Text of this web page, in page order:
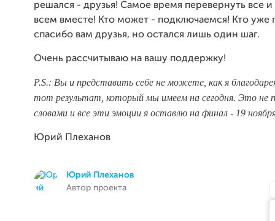
решался - друзья! Самое время перевернуть все
всем вместе! Кто может - подключаемся! Кто уже
спасибо вам друзья, но остался лишь один шаг.
Очень рассчитываю на вашу поддержку!
P.S.: Вы и представить себе не можете, как я
тот результат, который мы имеем на сегодня. Это не
словами и все эти эмоции я оставлю на финал - 19
Юрий Плеханов
Юрий Плеханов
Автор проекта